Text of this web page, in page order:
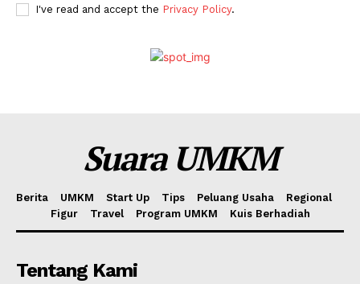
I've read and accept the Privacy Policy.
Suara UMKM
Berita UMKM Start Up Tips Peluang Usaha
Regional
Figur
Travel Program UMKM Kuis Berhadiah
Tentang Kami